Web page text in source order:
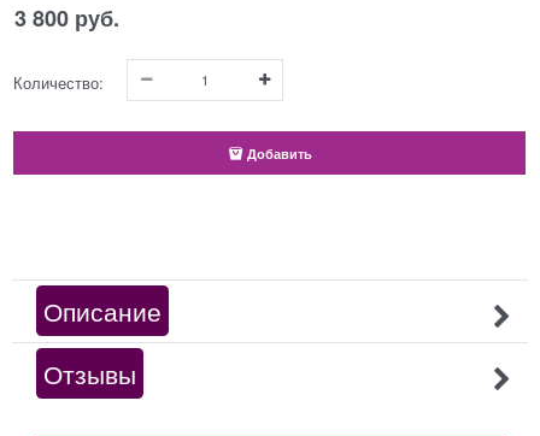
3 800 руб.
Количество:
Добавить
Описание
Отзывы